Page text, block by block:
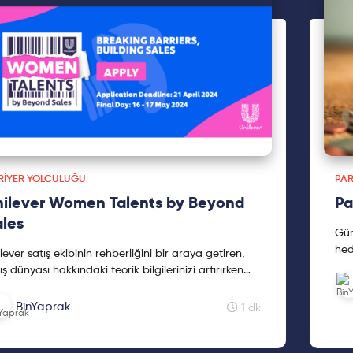
YOLCULUĞU
Women Talents by Beyond
satış ekibinin rehberliğini bir araya getiren,
dünyası hakkındaki teorik bilgilerinizi artırırken
ve satış sektörünün dinamiklerini tanıma
bulacağınız Women Talents by Beyond Sales'de
BinYaprak 1 dk